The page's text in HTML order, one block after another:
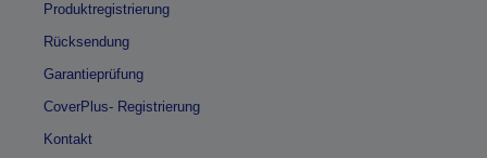
Produktregistrierung
Rücksendung
Garantieprüfung
CoverPlus- Registrierung
Kontakt